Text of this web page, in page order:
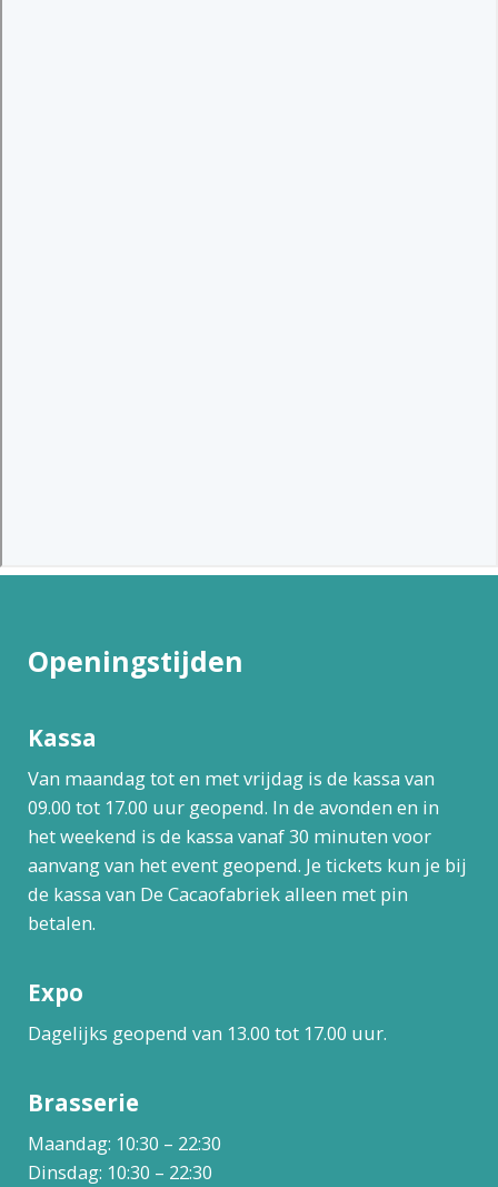
Openingstijden
Kassa
Van maandag tot en met vrijdag is de kassa van
09.00 tot 17.00 uur geopend. In de avonden en in
het weekend is de kassa vanaf 30 minuten voor
aanvang van het event geopend. Je tickets kun je bij
de kassa van De Cacaofabriek alleen met pin
betalen.
Expo
Dagelijks geopend van 13.00 tot 17.00 uur.
Brasserie
Maandag: 10:30 – 22:30
Dinsdag: 10:30 – 22:30